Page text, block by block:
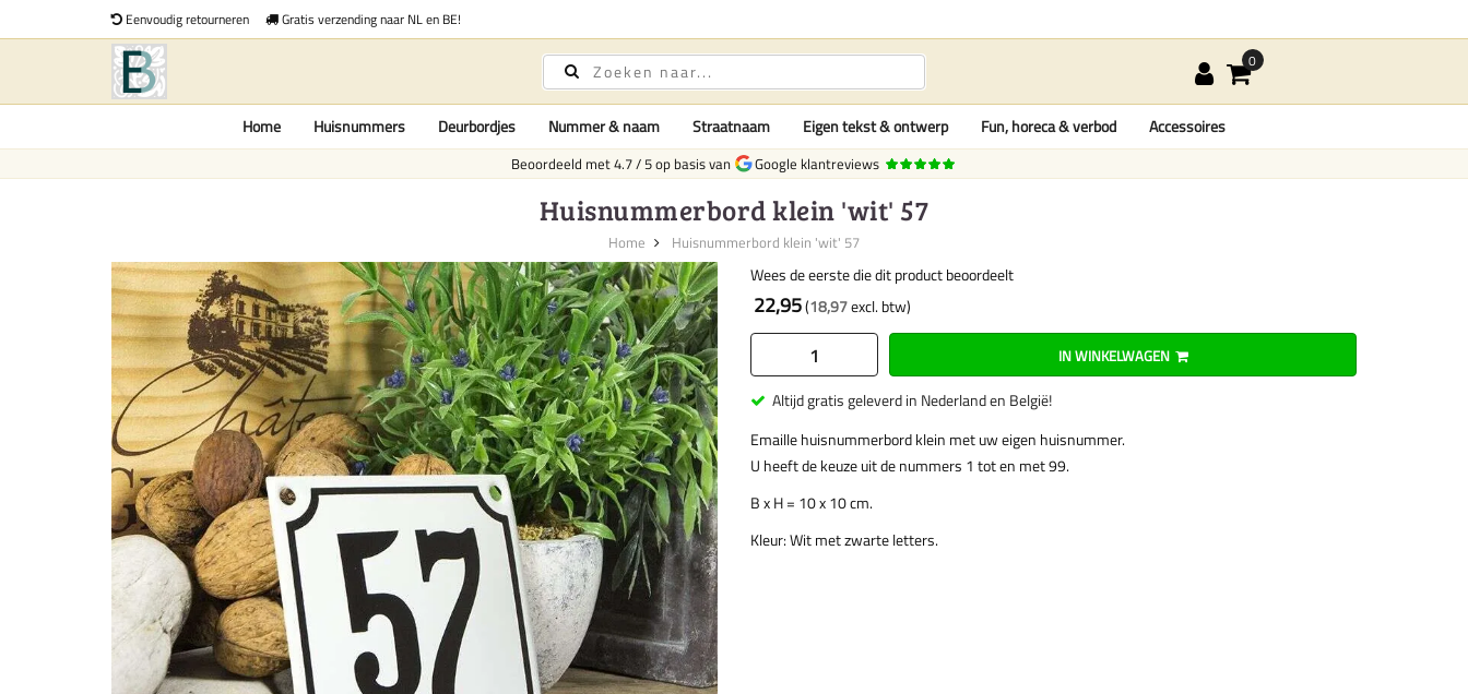
Eenvoudig retourneren Gratis verzending naar NL en BE!
Home Huisnummers Deurbordjes Nummer & naam Straatnaam Eigen tekst & ontwerp Fun, horeca & verbod Accessoires
Beoordeeld met4.7/5op basis van Google klantreviews
Huisnummerbord klein 'wit' 57
Home Huisnummerbord klein 'wit' 57
Wees de eerste die dit product beoordeelt
22,95 18,97
IN WINKELWAGEN
Altijd gratis geleverd in Nederland en België!
Emaille huisnummerbord klein met uw eigen huisnummer.
U heeft de keuze uit de nummers 1 tot en met 99.
B x H = 10 x 10 cm.
Kleur: Wit met zwarte letters.